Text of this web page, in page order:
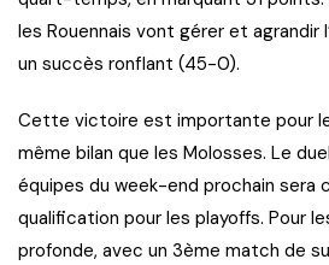
les Rouennais vont gérer et agrandir
un succès ronflant (45-0).
Cette victoire est importante pour
même bilan que les Molosses. Le
équipes du week-end prochain sera
qualification pour les playoffs. Pour
profonde, avec un 3ème match de